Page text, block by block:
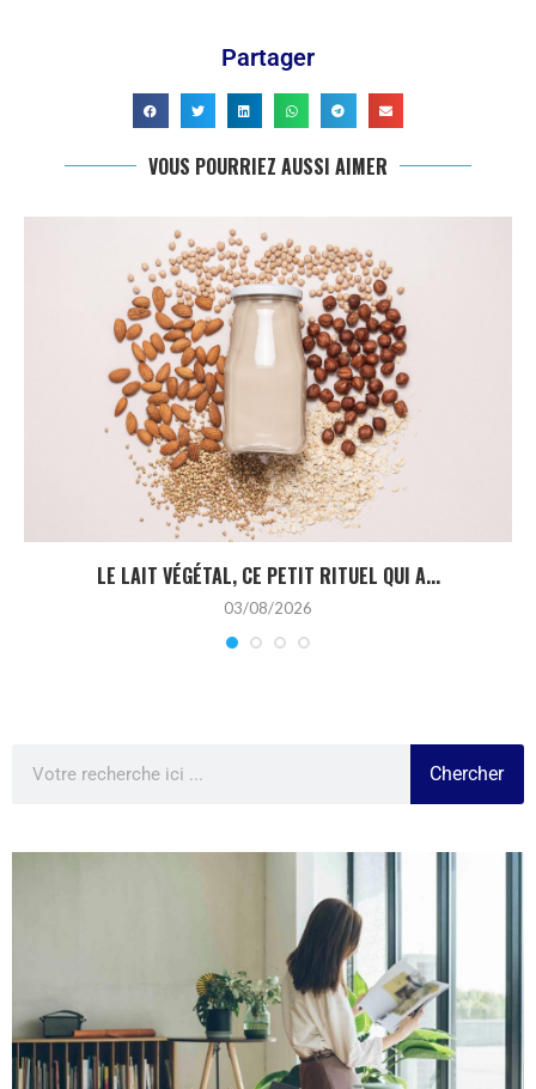
Partager
VOUS POURRIEZ AUSSI AIMER
LE LAIT VÉGÉTAL, CE PETIT RITUEL QUI A...
03/08/2026
Chercher